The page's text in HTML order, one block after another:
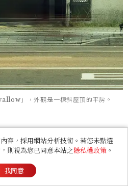
」，外觀是一棟斜屋頂的平房。
容，採用網站分析技術。若您未點選
則視為您已同意本站之隱私權政策 。
我同意